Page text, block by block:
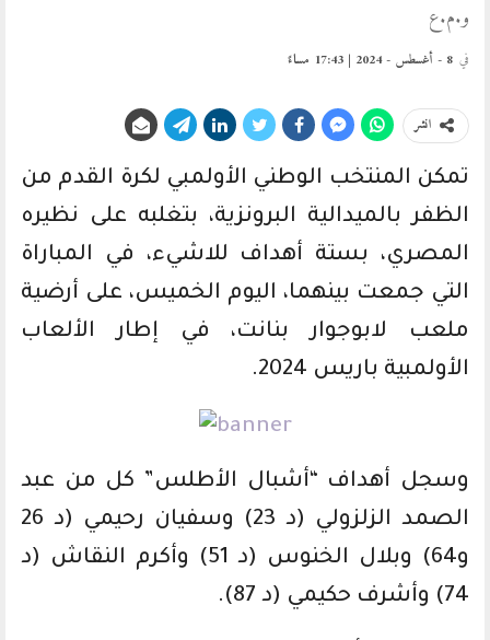
و.م.ع
في 8 - أغسطس - 2024 | 17:43 مساءً
انشر
تمكن المنتخب الوطني الأولمبي لكرة القدم من
الظفر بالميدالية البرونزية، بتغلبه على نظيره
المصري، بستة أهداف للاشيء، في المباراة
التي جمعت بينهما، اليوم الخميس، على أرضية
ملعب لابوجوار بنانت، في إطار الألعاب
الأولمبية باريس 2024.
وسجل أهداف “أشبال الأطلس” كل من عبد
الصمد الزلزولي (د 23) وسفيان رحيمي (د 26
و64) وبلال الخنوس (د 51) وأكرم النقاش (د
74) وأشرف حكيمي (د 87).